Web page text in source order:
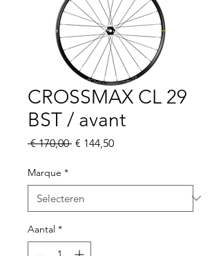
CROSSMAX CL 29
BST / avant
€ 170,00 Normale
€ 144,50Verkoopprijs
Marque *
Aantal *